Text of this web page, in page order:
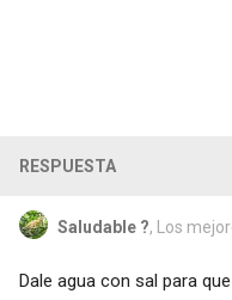
RESPUESTA
Saludable ?, Los
Dale agua con sal para